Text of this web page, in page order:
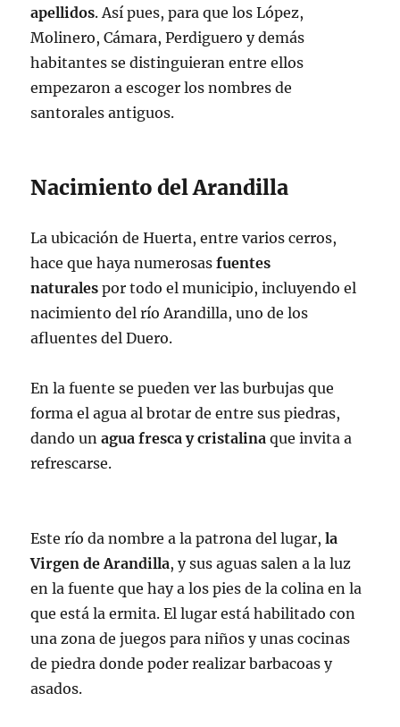
apellidos. Así pues, para que los López,
Molinero, Cámara, Perdiguero y demás
habitantes se distinguieran entre ellos
empezaron a escoger los nombres de
santorales antiguos.
Nacimiento del Arandilla
La ubicación de Huerta, entre varios cerros,
hace que haya numerosasfuentes
naturales por todo el municipio, incluyendo el
nacimiento del río Arandilla, uno de los
afluentes del Duero.
En la fuente se pueden ver las burbujas que
forma el agua al brotar de entre sus piedras,
dando unagua fresca y cristalina que invita a
refrescarse.
Este río da nombre a la patrona del lugar,la
Virgen de Arandilla, y sus aguas salen a la luz
en la fuente que hay a los pies de la colina en la
que está la ermita. El lugar está habilitado con
una zona de juegos para niños y unas cocinas
de piedra donde poder realizar barbacoas y
asados.